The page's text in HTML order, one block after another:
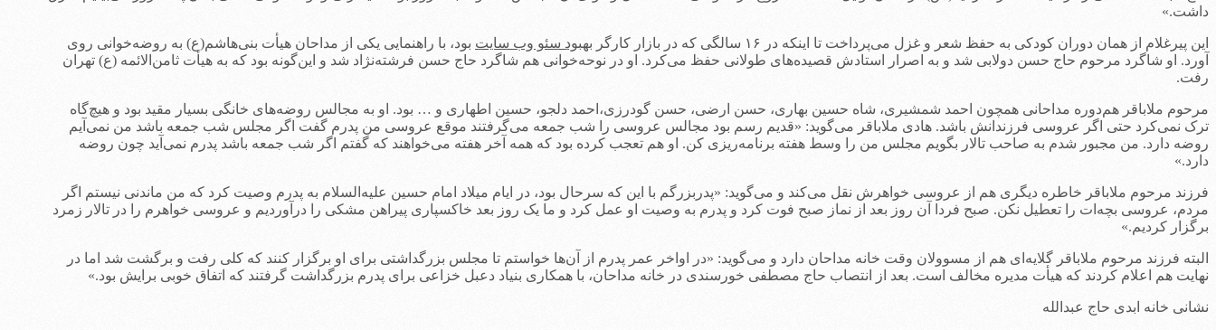
داشت.»
این پیرغلام از همان دوران کودکی به حفظ شعر و غزل می‌پرداخت تا اینکه در ۱۶ سالگی که در بازار کارگر بهبود سئو وب سایت بود، با راهنمایی یکی از مداحان هیأت بنی‌هاشم(ع) به روضه‌خوانی روی
آورد. او شاگرد مرحوم حاج حسن دولابی شد و به اصرار استادش قصیده‌های طولانی حفظ می‌کرد. او در نوحه‌خوانی هم شاگرد حاج حسن فرشته‌نژاد شد و این‌گونه بود که به هیأت ثامن‌الائمه (ع) تهران
رفت.
مرحوم ملاباقر هم‌دوره مداحانی همچون احمد شمشیری، شاه حسین بهاری، حسن ارضی، حسن گودرزی،احمد دلجو، حسین اطهاری و … بود. او به مجالس روضه‌های خانگی بسیار مقید بود و هیچ‌گاه
ترک نمی‌کرد حتی اگر عروسی فرزندانش باشد. هادی ملاباقر می‌گوید: «قدیم رسم بود مجالس عروسی را شب جمعه می‌گرفتند موقع عروسی من پدرم گفت اگر مجلس شب جمعه باشد من نمی‌آیم
روضه دارد. من مجبور شدم به صاحب تالار بگویم مجلس من را وسط هفته برنامه‌ریزی کن. او هم تعجب کرده بود که همه آخر هفته می‌خواهند که گفتم اگر شب جمعه باشد پدرم نمی‌آید چون روضه
دارد.»
فرزند مرحوم ملاباقر خاطره دیگری هم از عروسی خواهرش نقل می‌کند و می‌گوید: «پدربزرگم با این که سرحال بود، در ایام میلاد امام حسین علیه‌السلام به پدرم وصیت کرد که من ماندنی نیستم اگر
مردم، عروسی بچه‌ات را تعطیل نکن. صبح فردا آن روز بعد از نماز صبح فوت کرد و پدرم به وصیت او عمل کرد و ما یک روز بعد خاکسپاری پیراهن مشکی را درآوردیم و عروسی خواهرم را در تالار زمرد
برگزار کردیم.»
البته فرزند مرحوم ملاباقر گلایه‌ای هم از مسوولان وقت خانه مداحان دارد و می‌گوید: «در اواخر عمر پدرم از آن‌ها خواستم تا مجلس بزرگداشتی برای او برگزار کنند که کلی رفت و برگشت شد اما در
نهایت هم اعلام کردند که هیأت مدیره مخالف است. بعد از انتصاب حاج مصطفی خورسندی در خانه مداحان، با همکاری بنیاد دعبل خزاعی برای پدرم بزرگداشت گرفتند که اتفاق خوبی برایش بود.»
نشانی خانه ابدی حاج عبدالله